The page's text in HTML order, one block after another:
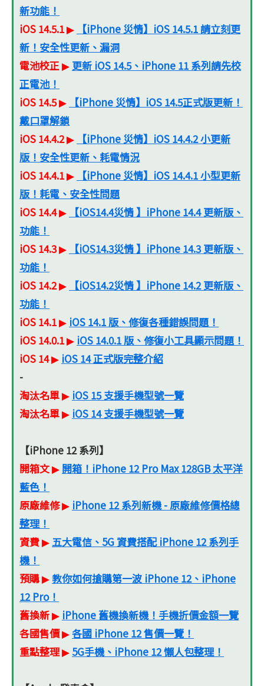
新功能！
iOS 14.5.1▶
【iPhone 災情】iOS 14.5.1 請立刻更
新！安全性更新、漏洞
電池校正▶更新 iOS 14.5、iPhone 11 系列請先校
正電池！
iOS 14.5▶
【iPhone 災情】iOS 14.5正式版更新！
戴口罩解鎖
iOS 14.4.2▶
【iPhone 災情】iOS 14.4.2 小更新
版！安全性更新、耗電情況
iOS 14.4.1▶
【iPhone 災情】iOS 14.4.1 小型更新
版！耗電、安全性問題
iOS 14.4▶
【iOS14.4災情 】iPhone 14.4 更新版、
功能！
iOS 14.3▶
【iOS14.3災情 】iPhone 14.3 更新版、
功能！
iOS 14.2▶
【iOS14.2災情 】iPhone 14.2 更新版、
功能！
iOS 14.1▶ iOS 14.1 版、修復各種錯誤問題！
iOS 14.0.1▶ iOS 14.0.1 版、修復小工具顯示問題！
iOS 14▶ iOS 14 正式版完整介紹
-
淘汰名單▶ iOS 15 支援手機型號一覽
淘汰名單▶ iOS 14 支援手機型號一覽
【iPhone 12 系列】
開箱文▶ 開箱！iPhone 12 Pro Max 128GB 太平洋
藍色！
原廠維修▶ iPhone 12 系列新機 - 原廠維修價格總
整理！
資費▶ 五大電信、5G 資費搭配 iPhone 12 系列手
機！
預購▶教你如何搶購第一波 iPhone 12、iPhone
12 Pro！
舊換新▶ iPhone 舊機換新機！手機折價金額一覽
各國售價▶各國 iPhone 12 售價一覽！
重點整理▶ 5G手機、iPhone 12 懶人包整理！